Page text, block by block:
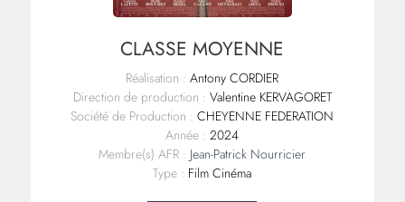
CLASSE MOYENNE
Réalisation : Antony CORDIER
Direction de production : Valentine KERVAGORET
Société de Production : CHEYENNE FEDERATION
Année : 2024
Membre(s) AFR : Jean-Patrick Nourricier
Type : Film Cinéma